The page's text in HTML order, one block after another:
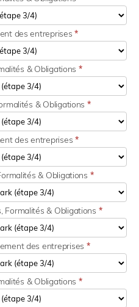
des entreprises*
& Obligations *
& Obligations *
des entreprises *
& Obligations *
Formalités & Obligations *
des entreprises *
& Obligations *